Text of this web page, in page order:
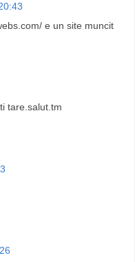
e un site muncit
tare.salut.tm